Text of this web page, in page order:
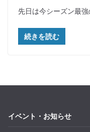
先日は今シーズン最
続きを読む
イベント・お知らせ